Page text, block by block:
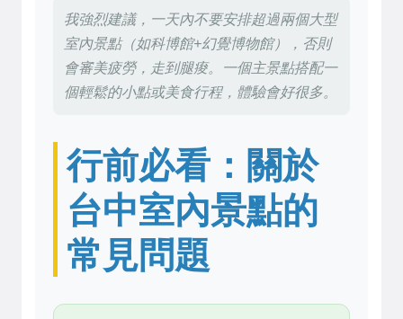
我強烈建議，一天內不要安排超過兩個大型
室內景點（如科博館+幻覺博物館），否則
會審美疲勞，走到腿痠。一個主景點搭配一
個輕鬆的小點或美食行程，體驗會好很多。
行前必看：關於
台中室內景點的
常見問題